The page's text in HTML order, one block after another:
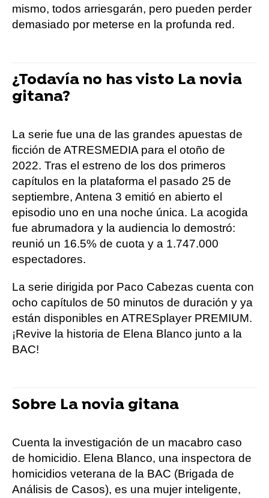
mismo, todos arriesgarán, pero pueden perder
demasiado por meterse en la profunda red.
¿Todavía no has visto La novia
gitana?
La serie fue una de las grandes apuestas de
ficción de ATRESMEDIA para el otoño de
2022. Tras el estreno de los dos primeros
capítulos en la plataforma el pasado 25 de
septiembre, Antena 3 emitió en abierto el
episodio uno en una noche única. La acogida
fue abrumadora y la audiencia lo demostró:
reunió un 16.5% de cuota y a 1.747.000
espectadores.
La serie dirigida por Paco Cabezas cuenta con
ocho capítulos de 50 minutos de duración y ya
están disponibles en ATRESplayer PREMIUM.
¡Revive la historia de Elena Blanco junto a la
BAC!
Sobre La novia gitana
Cuenta la investigación de un macabro caso
de homicidio. Elena Blanco, una inspectora de
homicidios veterana de la BAC (Brigada de
Análisis de Casos), es una mujer inteligente,